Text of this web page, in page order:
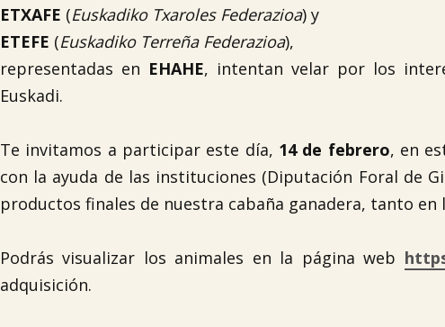
ETXAFE (Euskadiko Txaroles Federazioa) y
ETEFE (Euskadiko Terreña Federazioa),
representadas en EHAHE, intentan velar por los
Euskadi.
Te invitamos a participar este día, 14 de febrero, en
con la ayuda de las instituciones (Diputación Foral de
productos finales de nuestra cabaña ganadera, tanto en
Podrás visualizar los animales en la página web
adquisición.